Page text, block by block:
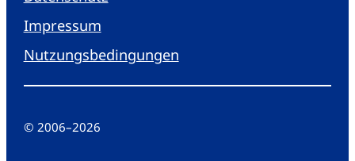
Impressum
Nutzungsbedingungen
© 2006–2026